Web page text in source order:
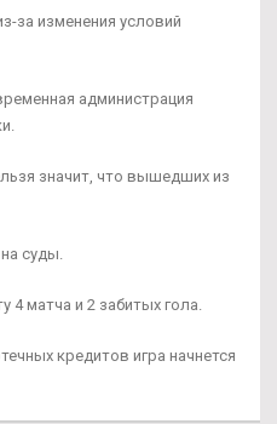
за изменения условий
администрация
значит, что вышедших из
суды.
4 матча и 2 забитых гола.
кредитов игра начнется